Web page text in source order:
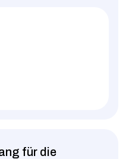
für die